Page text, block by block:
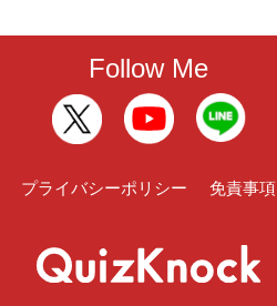
Follow Me
プライバシーポリシー 免責事項